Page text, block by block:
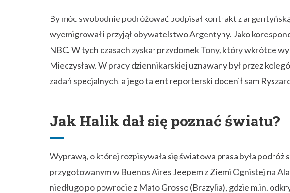
By móc swobodnie podróżować podpisał kontrakt z
wyemigrował i przyjął obywatelstwo Argentyny. Jako
NBC. W tych czasach zyskał przydomek Tony, który wkrótce
Mieczysław. W pracy dziennikarskiej uznawany był przez
zadań specjalnych, a jego talent reporterski docenił sam
Jak Halik dał się poznać światu?
Wyprawą, o której rozpisywała się światowa prasa była podróż
przygotowanym w Buenos Aires Jeepem z Ziemi Ognistej na
niedługo po powrocie z Mato Grosso (Brazylia), gdzie m.in.